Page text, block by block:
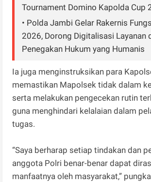
Tournament Domino Kapolda Cup
• Polda Jambi Gelar Rakernis
2026, Dorong Digitalisasi Layanan
Penegakan Hukum yang Humanis
Ia juga menginstruksikan para
memastikan Mapolsek tidak dalam
serta melakukan pengecekan rutin
guna menghindari kelalaian dalam
tugas.
“Saya berharap setiap tindakan dan
anggota Polri benar-benar dapat
manfaatnya oleh masyarakat,”